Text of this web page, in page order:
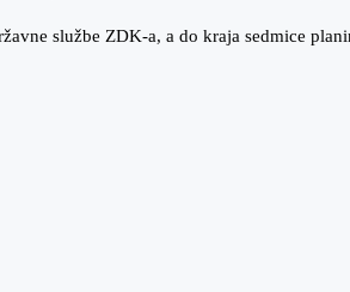
službe ZDK-a, a do kraja sedmice